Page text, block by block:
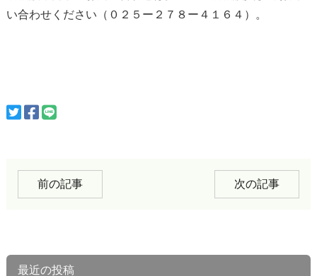
い合わせください（０２５ー２７８ー４１６４）。
前の記事 次の記事
最近の投稿